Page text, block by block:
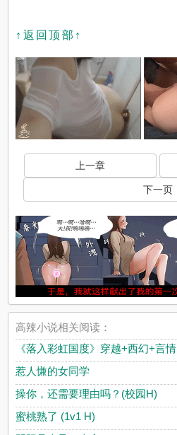
↑返回顶部↑
上一章
下一页
高辣小说相关阅读：
《落入彩虹国度》穿越+西幻+言情
惹人慊的女同学
操你，还需要理由吗？(校园H)
蜜桃熟了 (1v1 H)